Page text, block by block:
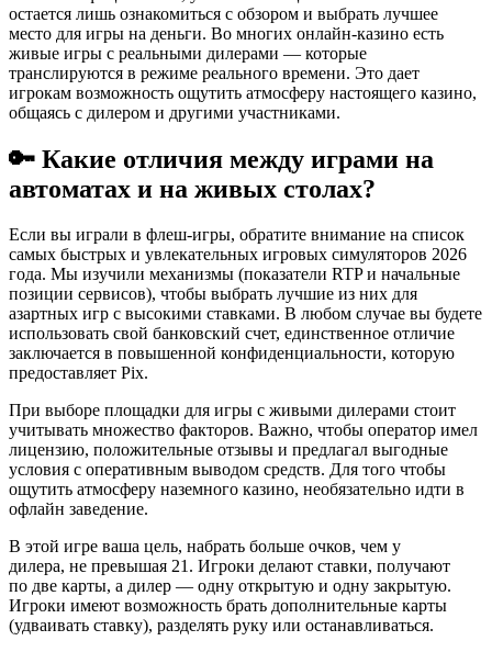
остается лишь ознакомиться с обзором и выбрать лучшее
место для игры на деньги. Во многих онлайн-казино есть
живые игры с реальными дилерами — которые
транслируются в режиме реального времени. Это дает
игрокам возможность ощутить атмосферу настоящего казино,
общаясь с дилером и другими участниками.
🔑 Какие отличия между играми на
автоматах и на живых столах?
Если вы играли в флеш-игры, обратите внимание на список
самых быстрых и увлекательных игровых симуляторов 2026
года. Мы изучили механизмы (показатели RTP и начальные
позиции сервисов), чтобы выбрать лучшие из них для
азартных игр с высокими ставками. В любом случае вы будете
использовать свой банковский счет, единственное отличие
заключается в повышенной конфиденциальности, которую
предоставляет Pix.
При выборе площадки для игры с живыми дилерами стоит
учитывать множество факторов. Важно, чтобы оператор имел
лицензию, положительные отзывы и предлагал выгодные
условия с оперативным выводом средств. Для того чтобы
ощутить атмосферу наземного казино, необязательно идти в
офлайн заведение.
В этой игре ваша цель, набрать больше очков, чем у
дилера, не превышая 21. Игроки делают ставки, получают
по две карты, а дилер — одну открытую и одну закрытую.
Игроки имеют возможность брать дополнительные карты
(удваивать ставку), разделять руку или останавливаться.